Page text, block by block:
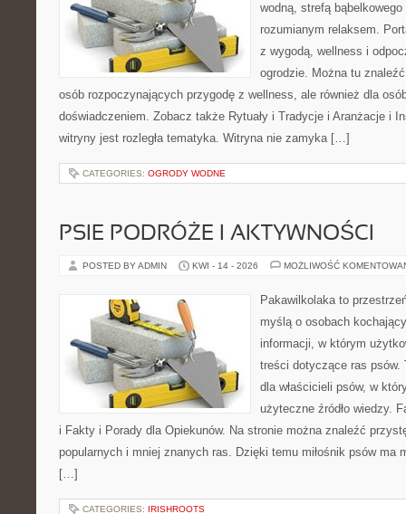
wodną, strefą
rozumianym relaksem.
z wygodą, wellness i
ogrodzie. Można tu
osób rozpoczynających przygodę z wellness, ale również dla
doświadczeniem. Zobacz także Rytuały i Tradycje i Aranżacje i
witryny jest rozległa tematyka. Witryna nie zamyka […]
CATEGORIES: OGRODY WODNE
PSIE PODRÓŻE I AKTYWNOŚCI
POSTED BY ADMIN KWI - 14 - 2026 MOŻLIWOŚĆ
Pakawilkolaka to
myślą o osobach
informacji, w którym
treści dotyczące ras psów.
dla właścicieli psów, w
użyteczne źródło wiedzy.
i Fakty i Porady dla Opiekunów. Na stronie można znaleźć
popularnych i mniej znanych ras. Dzięki temu miłośnik psów ma
[…]
CATEGORIES: IRISHROOTS